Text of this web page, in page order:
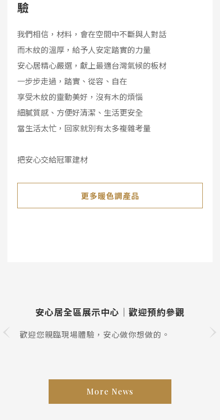
驗
我們相信，材料，會在空間中不斷與人對話
而木紋的溫厚，給予人安定踏實的力量
安心居精心嚴選，獻上最適台灣氣候的板材
一步步走過，踏實、從容、自在
享受木紋的靈動美好，沒有木的煩惱
細膩質感、方便好清潔、生活更安全
當生活太忙，回家就別有太多複雜考量
把安心交給冠軍建材
更多暖色調產品
安心居全區展示中心｜歡迎預約參觀
歡迎您親臨現場體驗，安心做你想做的。
More News